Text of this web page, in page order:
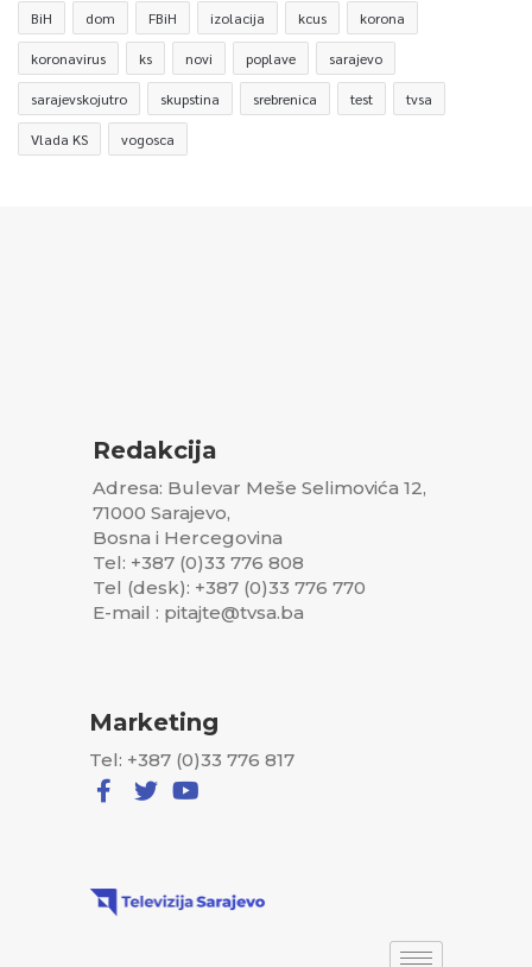
BiH dom FBiH izolacija kcus korona
koronavirus ks novi poplave sarajevo
sarajevskojutro skupstina srebrenica test tvsa
Vlada KS vogosca
Redakcija
Adresa: Bulevar Meše Selimovića 12,
71000 Sarajevo,
Bosna i Hercegovina
Tel: +387 (0)33 776 808
Tel (desk): +387 (0)33 776 770
E-mail : pitajte@tvsa.ba
Marketing
Tel: +387 (0)33 776 817